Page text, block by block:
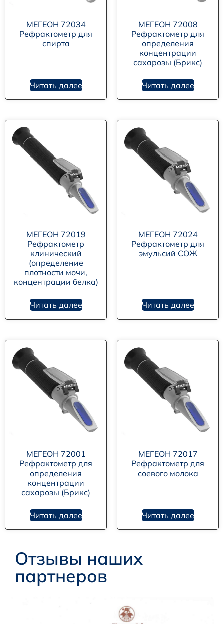
МЕГЕОН 72034
Рефрактометр для
спирта
Читать далее
МЕГЕОН 72008
Рефрактометр для
определения
концентрации
сахарозы (Брикс)
Читать далее
МЕГЕОН 72019
Рефрактометр
клинический
(определение
плотности мочи,
концентрации белка)
Читать далее
МЕГЕОН 72024
Рефрактометр для
эмульсий СОЖ
Читать далее
МЕГЕОН 72001
Рефрактометр для
определения
концентрации
сахарозы (Брикс)
Читать далее
МЕГЕОН 72017
Рефрактометр для
соевого молока
Читать далее
Отзывы наших
партнеров